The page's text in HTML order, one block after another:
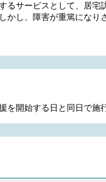
サービスとして、居宅
し、障害が重篤になり
開始する日と同日で施